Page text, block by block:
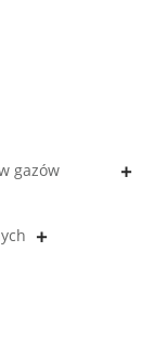
gazów